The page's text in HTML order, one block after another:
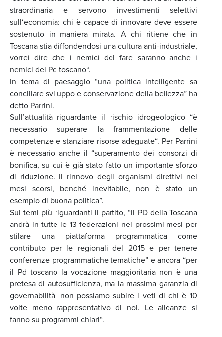
straordinaria e servono investimenti selettivi
sull‘economia: chi è capace di innovare deve essere
sostenuto in maniera mirata. A chi ritiene che in
Toscana stia diffondendosi una cultura anti-industriale,
vorrei dire che i nemici del fare saranno anche i
nemici del Pd toscano“.
In tema di paesaggio “una politica intelligente sa
conciliare sviluppo e conservazione della bellezza” ha
detto Parrini.
Sull’attualità riguardante il rischio idrogeologico “è
necessario superare la frammentazione delle
competenze e stanziare risorse adeguate“. Per Parrini
è necessario anche il “superamento dei consorzi di
bonifica, su cui è già stato fatto un importante sforzo
di riduzione. Il rinnovo degli organismi direttivi nei
mesi scorsi, benché inevitabile, non è stato un
esempio di buona politica”.
Sui temi più riguardanti il partito, “il PD della Toscana
andrà in tutte le 13 federazioni nei prossimi mesi per
stilare una piattaforma programmatica come
contributo per le regionali del 2015 e per tenere
conferenze programmatiche tematiche” e ancora “per
il Pd toscano la vocazione maggioritaria non è una
pretesa di autosufficienza, ma la massima garanzia di
governabilità: non possiamo subire i veti di chi è 10
volte meno rappresentativo di noi. Le alleanze si
fanno su programmi chiari“.